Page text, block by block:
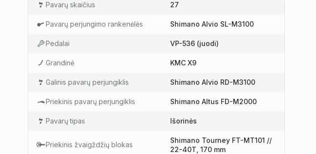
Pavarų skaičius 27
Pavarų perjungimo rankenėlės Shimano Alvio SL-M3100
Pedalai VP-536 (juodi)
Grandinė KMC X9
Galinis pavarų perjungiklis Shimano Alvio RD-M3100
Priekinis pavarų perjungiklis Shimano Altus FD-M2000
Pavarų tipas Išorinės
Priekinis žvaigždžių blokas
Shimano Tourney FT-MT101 //
22-40T, 170 mm